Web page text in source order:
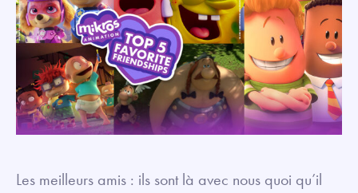
Les meilleurs amis : ils sont là avec nous quoi qu’il